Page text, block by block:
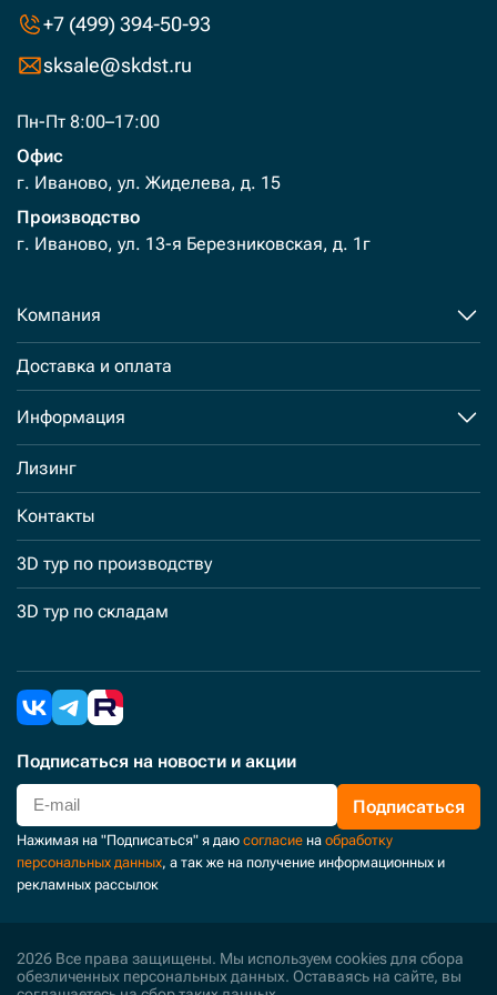
+7 (499) 394-50-93
sksale@skdst.ru
Пн-Пт 8:00–17:00
Офис
г. Иваново, ул. Жиделева, д. 15
Производство
г. Иваново, ул. 13-я Березниковская, д. 1г
Компания
Доставка и оплата
Информация
Лизинг
Контакты
3D тур по производству
3D тур по складам
Подписаться на новости и акции
Подписаться
Нажимая на "Подписаться" я даю согласие на обработку
персональных данных, а так же на получение информационных и
рекламных рассылок
2026 Все права защищены. Мы используем cookies для сбора
обезличенных персональных данных. Оставаясь на сайте, вы